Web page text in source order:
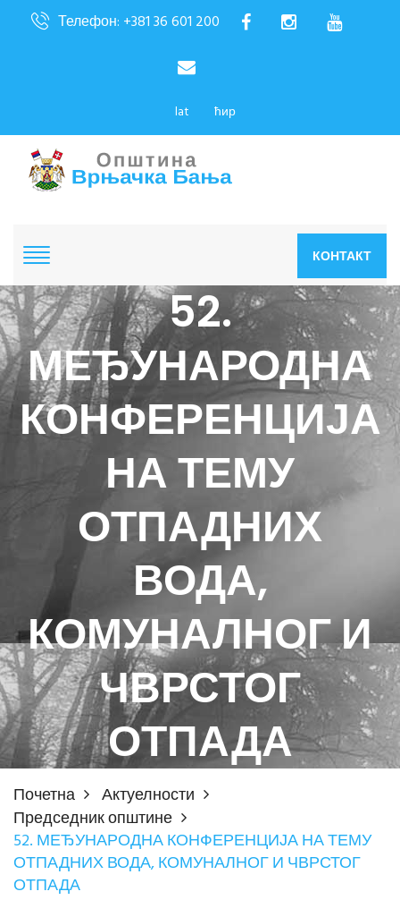
Телефон: +381 36 601 200
lat ћир
КОНТАКТ
52.
МЕЂУНАРОДНА
КОНФЕРЕНЦИЈА
НА ТЕМУ
ОТПАДНИХ
ВОДА,
КОМУНАЛНОГ И
ЧВРСТОГ
ОТПАДА
Почетна
Актуелности
Председник општине
52. МЕЂУНАРОДНА КОНФЕРЕНЦИЈА НА ТЕМУ
ОТПАДНИХ ВОДА, КОМУНАЛНОГ И ЧВРСТОГ
ОТПАДА